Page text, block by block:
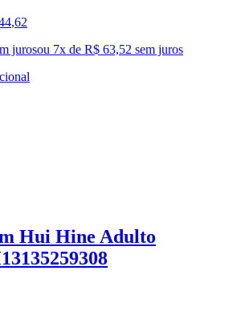
,62
jurosou 7x de R$ 63,52 sem juros
Hui Hine Adulto